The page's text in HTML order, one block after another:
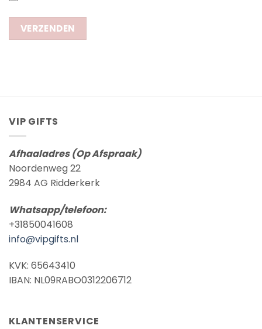
VIP GIFTS
Afhaaladres (Op Afspraak)
Noordenweg 22
2984 AG Ridderkerk
Whatsapp/telefoon:
+31850041608
info@vipgifts.nl
KVK: 65643410
IBAN: NL09RABO0312206712
KLANTENSERVICE